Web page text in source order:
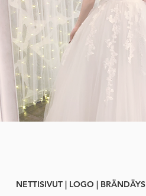
NETTISIVUT | LOGO | BRÄNDÄYS